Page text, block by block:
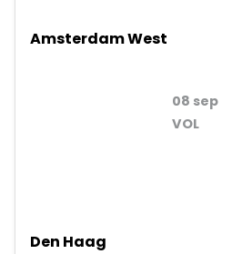
Amsterdam West
08 sep
VOL
Den Haag